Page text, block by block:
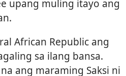
upang muling itayo ang
African Republic ang
sa ilang bansa.
ang maraming Saksi ni